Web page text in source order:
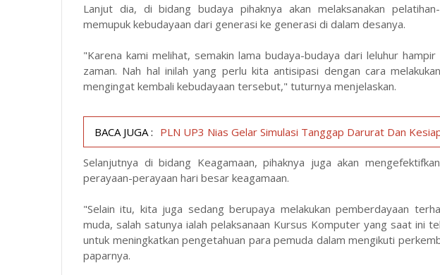
Lanjut dia, di bidang budaya pihaknya akan melaksanakan
memupuk kebudayaan dari generasi ke generasi di dalam desanya.
"Karena kami melihat, semakin lama budaya-budaya dari leluhur
zaman. Nah hal inilah yang perlu kita antisipasi dengan cara
mengingat kembali kebudayaan tersebut," tuturnya menjelaskan.
BACA JUGA : PLN UP3 Nias Gelar Simulasi Tanggap Darurat Dan
Selanjutnya di bidang Keagamaan, pihaknya juga akan
perayaan-perayaan hari besar keagamaan.
"Selain itu, kita juga sedang berupaya melakukan pemberdayaan
muda, salah satunya ialah pelaksanaan Kursus Komputer yang saat ini
untuk meningkatkan pengetahuan para pemuda dalam mengikuti
paparnya.